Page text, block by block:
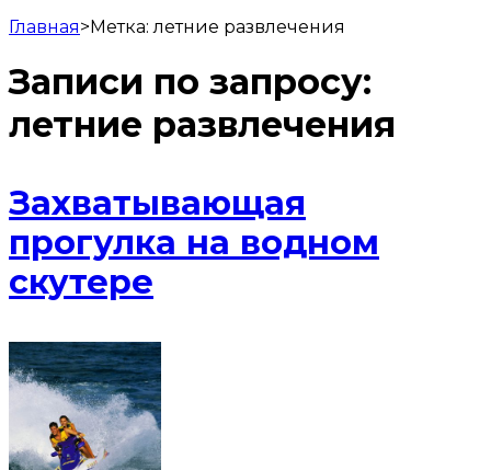
Главная>Метка:летние развлечения
Записи по запросу:
летние развлечения
Захватывающая
прогулка на водном
скутере